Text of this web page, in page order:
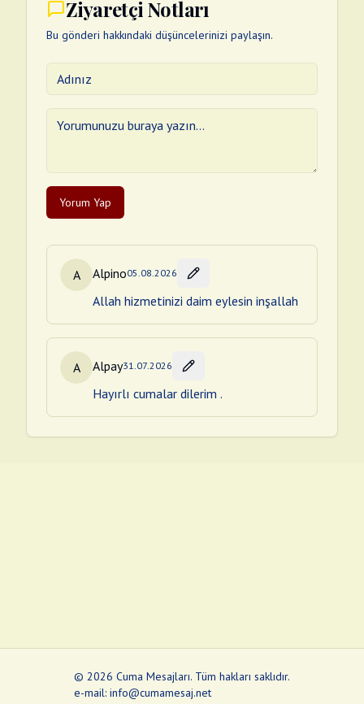
Ziyaretçi Notları
Bu gönderi hakkındaki düşüncelerinizi paylaşın.
Yorum Yap
A Alpino05.08.2026
Allah hizmetinizi daim eylesin inşallah
A Alpay31.07.2026
Hayırlı cumalar dilerim .
© 2026 Cuma Mesajları. Tüm hakları saklıdır.
e-mail: info@cumamesaj.net